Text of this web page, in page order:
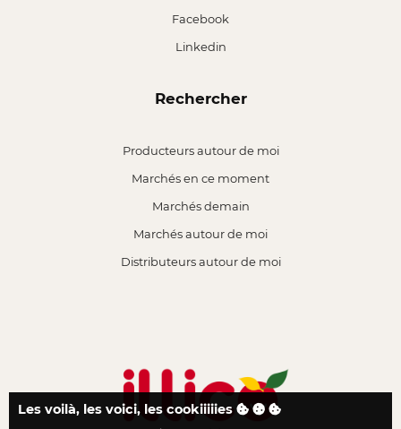
Facebook
Linkedin
Rechercher
Producteurs autour de moi
Marchés en ce moment
Marchés demain
Marchés autour de moi
Distributeurs autour de moi
Les voilà, les voici, les cookiiiiies